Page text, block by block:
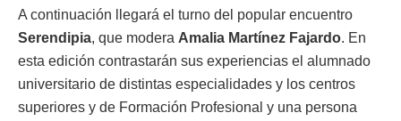
A continuación llegará el turno del popular encuentro
Serendipia, que modera Amalia Martínez Fajardo. En
esta edición contrastarán sus experiencias el alumnado
universitario de distintas especialidades y los centros
superiores y de Formación Profesional y una persona